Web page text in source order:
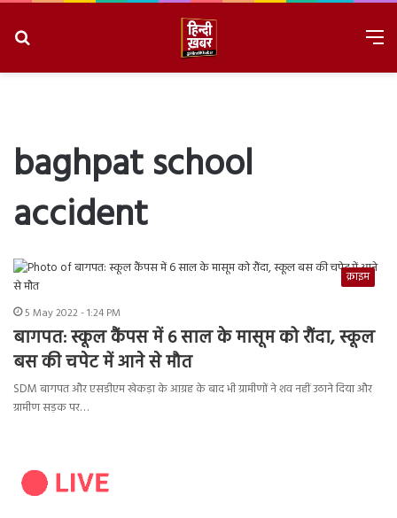
baghpat school
accident
क्राइम
5 May 2022 - 1:24 PM
बागपत: स्‍कूल कैंपस में 6 साल के मासूम को रौंदा, स्कूल
बस की चपेट में आने से मौत
SDM बागपत और एसडीएम खेकड़ा के आग्रह के बाद भी ग्रामीणों ने शव नहीं उठाने दिया और
ग्रामीण सड़क पर…